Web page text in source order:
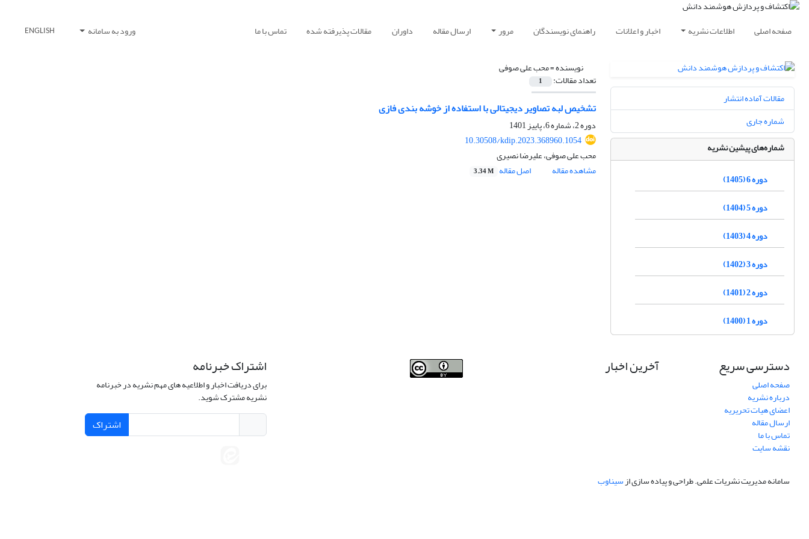
صفحه اصلی اطلاعات نشریه اخبار و اعلانات راهنمای نویسندگان مرور ارسال مقاله داوران مقالات پذیرفته شده تماس با ما ورود به سامانه ENGLISH
نویسنده =محب علی صوفی
تعداد مقالات: 1
تشخیص لبه تصاویر دیجیتالی با استفاده از خوشه بندی فازی
دوره 2، شماره 6، پاییز 1401
10.30508/kdip.2023.368960.1054
محب علی صوفی، علیرضا نصیری
مشاهده مقاله
اصل مقاله 3.34 M
مقالات آماده انتشار
شماره جاری
شماره‌های پیشین نشریه
دوره 6 (1405)
دوره 5 (1404)
دوره 4 (1403)
دوره 3 (1402)
دوره 2 (1401)
دوره 1 (1400)
دسترسی سریع
صفحه اصلی
درباره نشریه
اعضای هیات تحریریه
ارسال مقاله
تماس با ما
نقشه سایت
آخرین اخبار اشتراک خبرنامه
برای دریافت اخبار و اطلاعیه های مهم نشریه در خبرنامه
نشریه مشترک شوید.
اشتراک
سامانه مدیریت نشریات علمی.طراحی و پیاده سازی ازسیناوب